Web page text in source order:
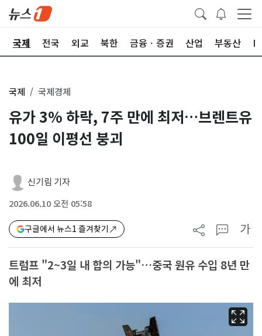
국제 전국 외교 북한 금융ㆍ증권 산업 부동산
국제 국제경제
유가 3% 하락, 7주 만에 최저…브렌트유
100일 이평선 붕괴
신기림 기자
2026.06.10 오전 05:58
구글에서 뉴스1 즐겨찾기 가
트럼프 "2~3일 내 합의 가능"…중국 원유 수입 8년 만
에 최저